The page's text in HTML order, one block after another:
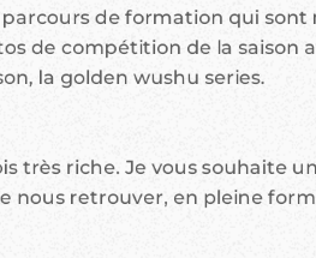
de formation qui
de compétition de la saison
la golden wushu series.
très riche. Je vous souhaite
nous retrouver, en pleine